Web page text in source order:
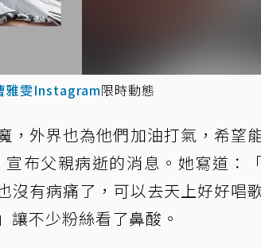
雅雯Instagram限時動態
，外界也為他們加油打氣，希望
布父親病逝的消息。她寫道：
沒有病痛了，可以去天上好好唱
不少粉絲看了鼻酸。